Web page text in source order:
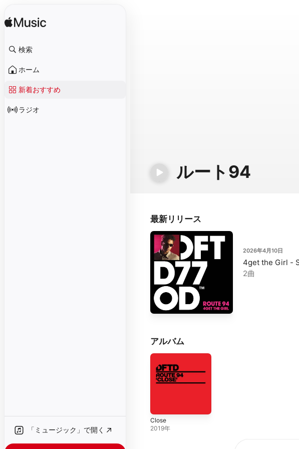
検索
ホーム
新着おすすめ
ラジオ
「ミュージック」で開く
ルート94
最新リリース
2026年4月10日
4get the Girl -
2曲
アルバム
Close
2019年